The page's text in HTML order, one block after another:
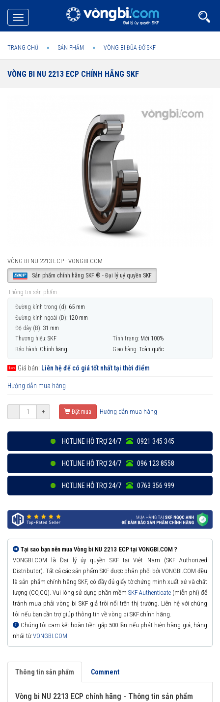
Toggle
navigation
TRANG CHỦ SẢN PHẨM VÒNG BI ĐŨA ĐỠ SKF
VÒNG BI NU 2213 ECP CHÍNH HÃNG SKF
VÒNG BI NU 2213 ECP - VONGBI.COM
Sản phẩm chính hãng SKF ® - Đại lý uỷ quyền SKF
Thông tin sản phẩm
Đường kính trong (d): 65 mm
Đường kính ngoài (D): 120 mm
Độ dày (B): 31 mm
Thương hiệu: SKF Tình trạng: Mới 100%
Bảo hành: Chính hãng Giao hàng: Toàn quốc
Giá bán: Liên hệ để có giá tốt nhất tại thời điểm
Hướng dẫn mua hàng
- + Đặt mua Hướng dẫn mua hàng
HOTLINE HỖ TRỢ 24/7 0921 345 345
HOTLINE HỖ TRỢ 24/7 096 123 8558
HOTLINE HỖ TRỢ 24/7 0763 356 999
Tại sao bạn nên mua Vòng bi NU 2213 ECP tại VONGBI.COM ?
VONGBI.COM là Đại lý ủy quyền SKF tại Việt Nam (SKF Authorized
Distributor). Tất cả các sản phẩm SKF được phân phối bởi VONGBI.COM đều
là sản phẩm chính hãng SKF, có đầy đủ giấy tờ chứng minh xuất xứ và chất
lượng (CO,CQ). Vui lòng sử dụng phần mềm SKF Authenticate (miễn phí) để
tránh mua phải vòng bi SKF giả trôi nổi trên thị trường. Liên hệ với chúng
tôi nếu bạn cần trợ giúp thông tin về vòng bi SKF chính hãng.
Chúng tôi cam kết hoàn tiền gấp 500 lần nếu phát hiện hàng giả, hàng
nhái từ VONGBI.COM
Thông tin sản phẩm Comment
Vòng bi NU 2213 ECP chính hãng - Thông tin sản phẩm